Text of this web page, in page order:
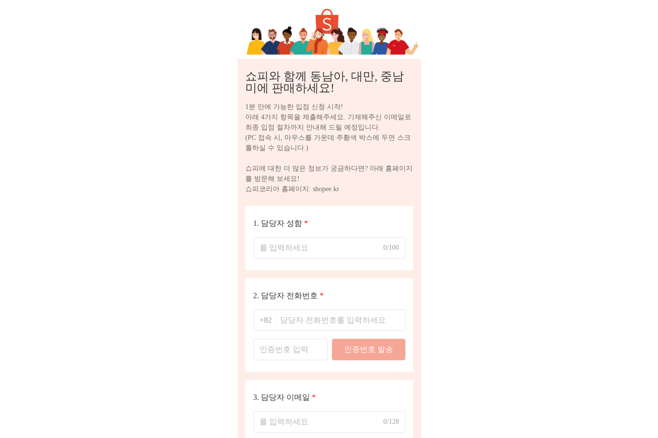
쇼피와 함께 동남아, 대만, 중남
미에 판매하세요!
1분 만에 가능한 입점 신청 시작!
아래 4가지 항목을 제출해주세요. 기재해주신 이메일로
최종 입점 절차까지 안내해 드릴 예정입니다.
(PC 접속 시, 마우스를 가운데 주황색 박스에 두면 스크
롤하실 수 있습니다.)
쇼피에 대한 더 많은 정보가 궁금하다면? 아래 홈페이지
를 방문해 보세요!
쇼피코리아 홈페이지: shopee.kr
1. 담당자 성함 *
0/100
2. 담당자 전화번호 *
+82
인증번호 발송
3. 담당자 이메일 *
0/128